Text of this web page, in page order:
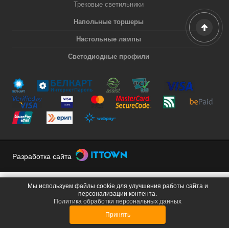
Трековые светильники
Напольные торшеры
Настольные лампы
Светодиодные профили
Разработка сайта
Мы используем файлы cookie для улучшения работы сайта и
персонализации контента.
Политика обработки персональных данных
Принять